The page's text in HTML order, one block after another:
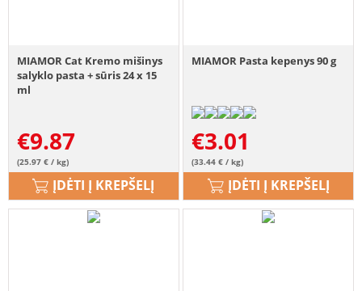
MIAMOR Cat Kremo mišinys
salyklo pasta + sūris 24 x 15
ml
€9.87
(25.97 € / kg)
ĮDĖTI Į KREPŠELĮ
MIAMOR Pasta kepenys 90 g
€3.01
(33.44 € / kg)
ĮDĖTI Į KREPŠELĮ